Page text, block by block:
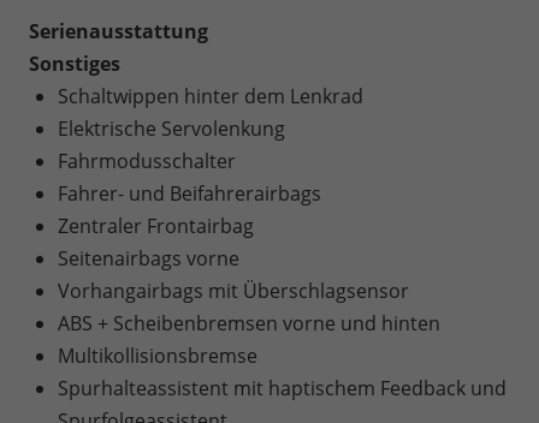
Serienausstattung
Sonstiges
Schaltwippen hinter dem Lenkrad
Elektrische Servolenkung
Fahrmodusschalter
Fahrer- und Beifahrerairbags
Zentraler Frontairbag
Seitenairbags vorne
Vorhangairbags mit Überschlagsensor
ABS + Scheibenbremsen vorne und hinten
Multikollisionsbremse
Spurhalteassistent mit haptischem Feedback und